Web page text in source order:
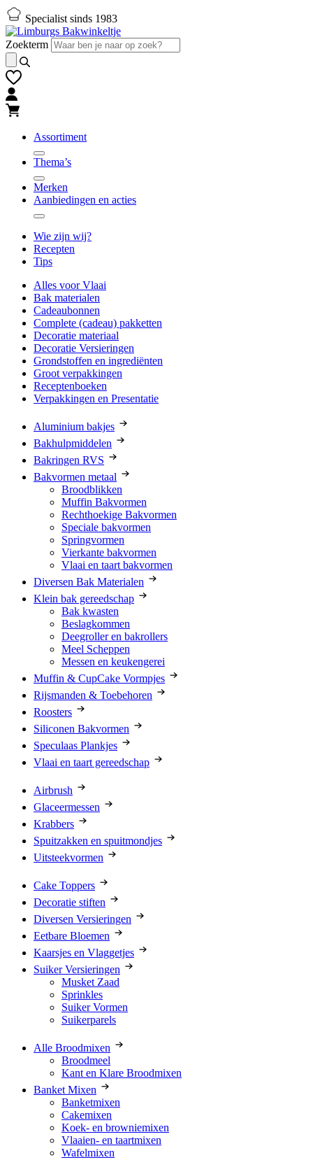
Naar
hoofd-
inhoud
gaan
Naar
footer
gaan
Specialist sinds 1983
Zoekterm
Assortiment
Thema’s
Merken
Aanbiedingen en acties
Wie zijn wij?
Recepten
Tips
Alles voor Vlaai
Bak materialen
Cadeaubonnen
Complete (cadeau) pakketten
Decoratie materiaal
Decoratie Versieringen
Grondstoffen en ingrediënten
Groot verpakkingen
Receptenboeken
Verpakkingen en Presentatie
Aluminium bakjes
Bakhulpmiddelen
Bakringen RVS
Bakvormen metaal
Broodblikken
Muffin Bakvormen
Rechthoekige Bakvormen
Speciale bakvormen
Springvormen
Vierkante bakvormen
Vlaai en taart bakvormen
Diversen Bak Materialen
Klein bak gereedschap
Bak kwasten
Beslagkommen
Deegroller en bakrollers
Meel Scheppen
Messen en keukengerei
Muffin & CupCake Vormpjes
Rijsmanden & Toebehoren
Roosters
Siliconen Bakvormen
Speculaas Plankjes
Vlaai en taart gereedschap
Airbrush
Glaceermessen
Krabbers
Spuitzakken en spuitmondjes
Uitsteekvormen
Cake Toppers
Decoratie stiften
Diversen Versieringen
Eetbare Bloemen
Kaarsjes en Vlaggetjes
Suiker Versieringen
Musket Zaad
Sprinkles
Suiker Vormen
Suikerparels
Alle Broodmixen
Broodmeel
Kant en Klare Broodmixen
Banket Mixen
Banketmixen
Cakemixen
Koek- en browniemixen
Vlaaien- en taartmixen
Wafelmixen